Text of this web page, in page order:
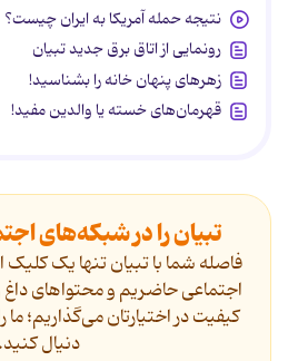
نتیجه حمله آمریکا به ایران چیست؟
رونمایی از اتاق برق جدید تبیان
زهرهای پنهان خانه را بشناسید!
قهرمان‌های خسته یا والدین مفید!
تبیان را در شبکه‌های
فاصله شما با تبیان تنها یک
اجتماعی حاضریم و محتواهای داغ
کیفیت در اختیارتان می‌گذاریم؛
دنیال کنید.